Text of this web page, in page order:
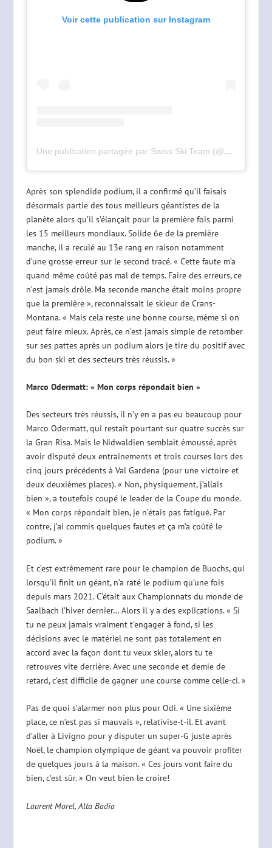
Voir cette publication sur Instagram
Une publication partagée par Swiss Ski Team (@swissskiteam)
Après son splendide podium, il a confirmé qu’il faisais
désormais partie des tous meilleurs géantistes de la
planète alors qu’il s’élançait pour la première fois parmi
les 15 meilleurs mondiaux. Solide 6e de la première
manche, il a reculé au 13e rang en raison notamment
d’une grosse erreur sur le second tracé. « Cette faute m’a
quand même coûté pas mal de temps. Faire des erreurs, ce
n’est jamais drôle. Ma seconde manche était moins propre
que la première », reconnaissait le skieur de Crans-
Montana. « Mais cela reste une bonne course, même si on
peut faire mieux. Après, ce n’est jamais simple de retomber
sur ses pattes après un podium alors je tire du positif avec
du bon ski et des secteurs très réussis. »
Marco Odermatt: « Mon corps répondait bien »
Des secteurs très réussis, il n’y en a pas eu beaucoup pour
Marco Odermatt, qui restait pourtant sur quatre succès sur
la Gran Risa. Mais le Nidwaldien semblait émoussé, après
avoir disputé deux entraînements et trois courses lors des
cinq jours précédents à Val Gardena (pour une victoire et
deux deuxièmes places). « Non, physiquement, j’allais
bien », a toutefois coupé le leader de la Coupe du monde.
« Mon corps répondait bien, je n’étais pas fatigué. Par
contre, j’ai commis quelques fautes et ça m’a coûté le
podium. »
Et c’est extrêmement rare pour le champion de Buochs, qui
lorsqu’il finit un géant, n’a raté le podium qu’une fois
depuis mars 2021. C’était aux Championnats du monde de
Saalbach l’hiver dernier… Alors il y a des explications. « Si
tu ne peux jamais vraiment t’engager à fond, si les
décisions avec le matériel ne sont pas totalement en
accord avec la façon dont tu veux skier, alors tu te
retrouves vite derrière. Avec une seconde et demie de
retard, c’est difficile de gagner une course comme celle-ci. »
Pas de quoi s’alarmer non plus pour Odi. « Une sixième
place, ce n’est pas si mauvais », relativise-t-il. Et avant
d’aller à Livigno pour y disputer un super-G juste après
Noël, le champion olympique de géant va pouvoir profiter
de quelques jours à la maison. « Ces jours vont faire du
bien, c’est sûr. » On veut bien le croire!
Laurent Morel, Alta Badia